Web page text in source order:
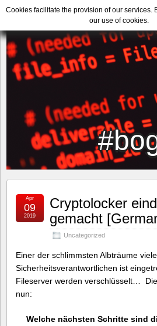
Cryptolocker
gemacht
Uncategorized
Apr
09
2019
Einer der schlimmsten Albträume
Sicherheitsverantwortlichen ist
Fileserver werden verschlüsselt…
nun:
Welche nächsten Schritte sind
Cookies facilitate the provision of our services.
our use of cookies.